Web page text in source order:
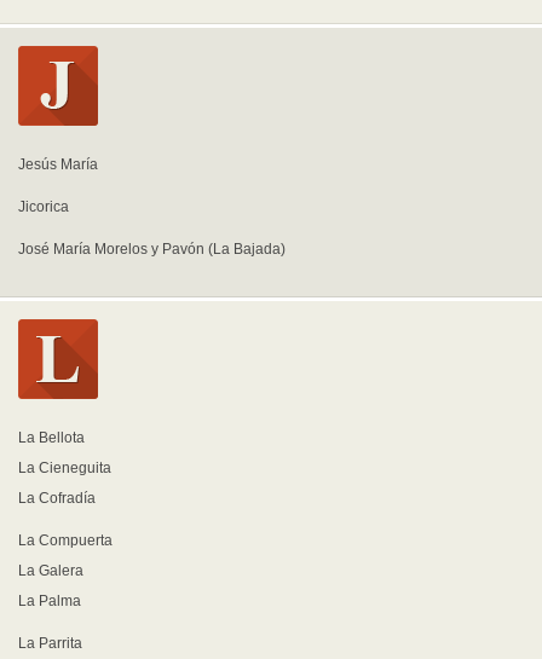
Jesús María
Jicorica
José María Morelos y Pavón (La Bajada)
La Bellota
La Cieneguita
La Cofradía
La Compuerta
La Galera
La Palma
La Parrita